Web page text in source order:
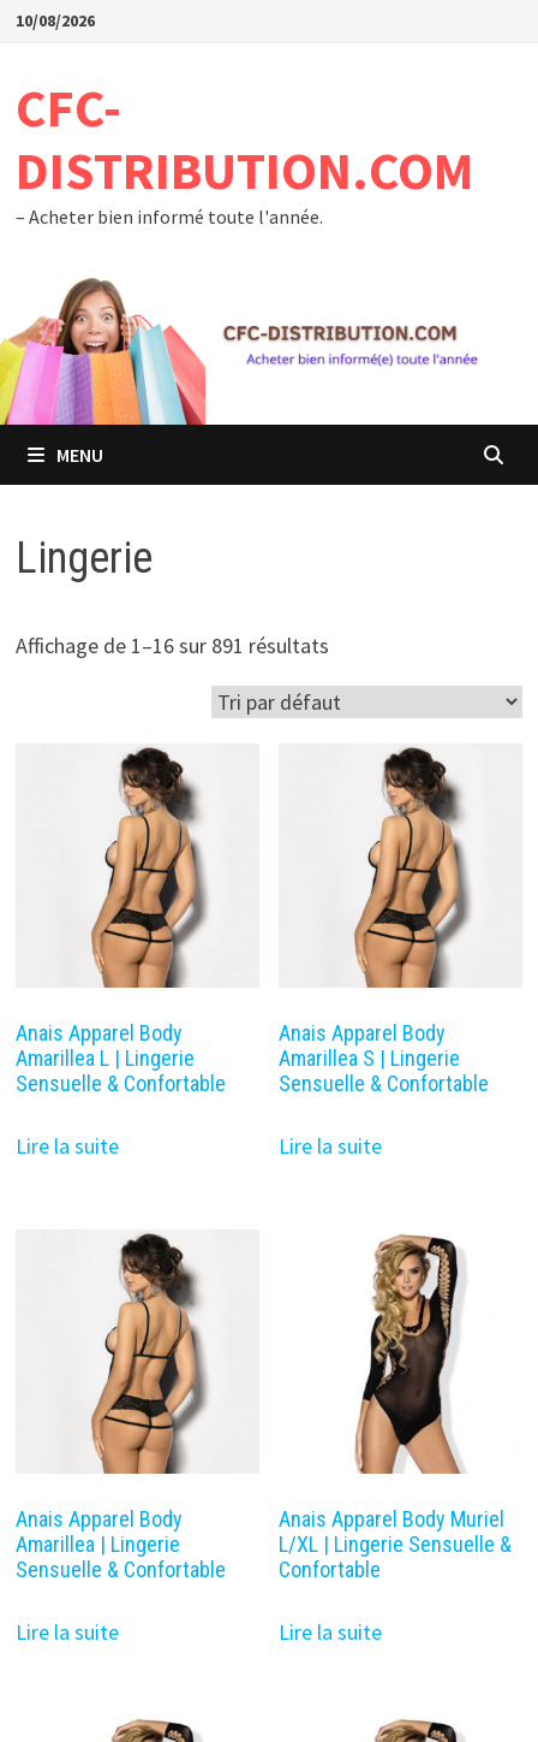
Passer
10/08/2026
CFC-
DISTRIBUTION.COM
– Acheter bien informé toute l'année.
MENU
Lingerie
Affichage de 1–16 sur 891 résultats
Anais Apparel Body
Amarillea L | Lingerie
Sensuelle & Confortable
Lire la suite
Anais Apparel Body
Amarillea S | Lingerie
Sensuelle & Confortable
Lire la suite
Anais Apparel Body
Amarillea | Lingerie
Sensuelle & Confortable
Lire la suite
Anais Apparel Body Muriel
L/XL | Lingerie Sensuelle &
Confortable
Lire la suite